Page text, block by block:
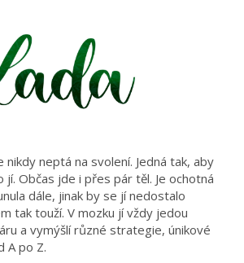
nikdy neptá na svolení. Jedná tak, aby
jí. Občas jde i přes pár těl. Je ochotná
dále, jinak by se jí nedostalo
tak touží. V mozku jí vždy jedou
a vymýšlí různé strategie, únikové
A po Z.